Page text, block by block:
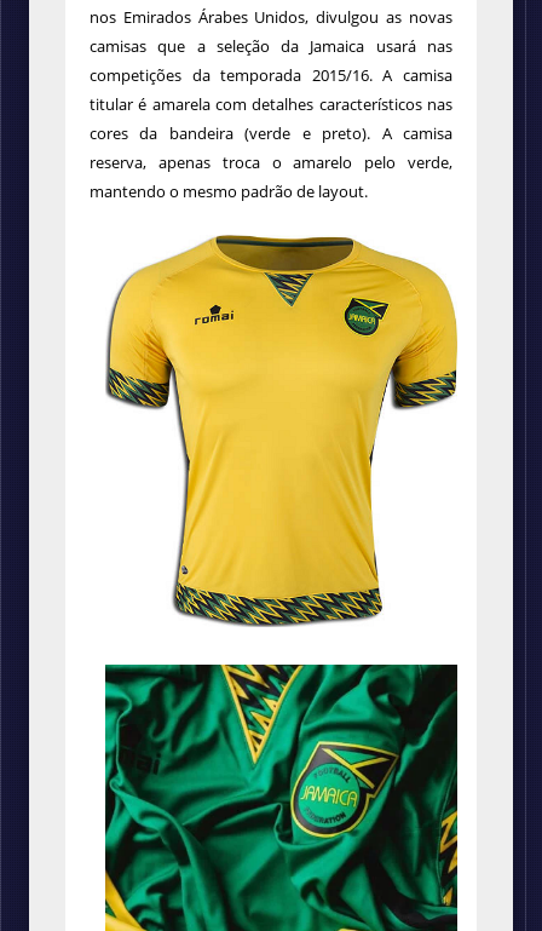
nos Emirados Árabes Unidos, divulgou as novas
camisas que a seleção da Jamaica usará nas
competições da temporada 2015/16.A camisa
titular é amarela com detalhes característicos nas
cores da bandeira (verde e preto). A camisa
reserva, apenas troca o amarelo pelo verde,
mantendo o mesmo padrão de layout.